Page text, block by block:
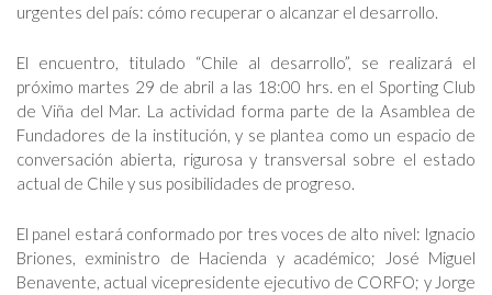
urgentes del país: cómo recuperar o alcanzar el desarrollo.
El encuentro, titulado “Chile al desarrollo”, se realizará el
próximo martes 29 de abril a las 18:00 hrs. en el Sporting Club
de Viña del Mar. La actividad forma parte de la Asamblea de
Fundadores de la institución, y se plantea como un espacio de
conversación abierta, rigurosa y transversal sobre el estado
actual de Chile y sus posibilidades de progreso.
El panel estará conformado por tres voces de alto nivel: Ignacio
Briones, exministro de Hacienda y académico; José Miguel
Benavente, actual vicepresidente ejecutivo de CORFO; y Jorge